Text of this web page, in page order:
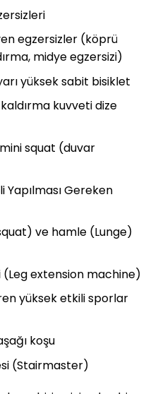
egzersizler (köprü
midye egzersizi)
yüksek sabit bisiklet
kuvveti dize
mini squat (duvar
Yapılması Gereken
ve hamle (Lunge)
extension machine)
yüksek etkili sporlar
koşu
(Stairmaster)